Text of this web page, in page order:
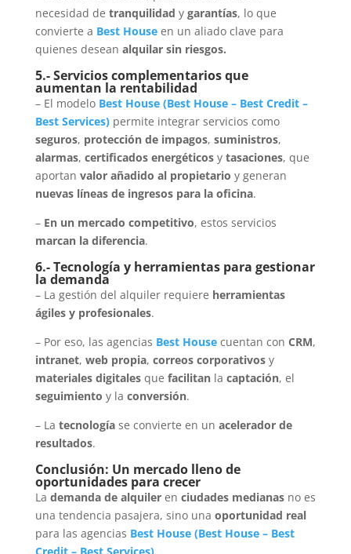
necesidad de tranquilidad y garantías, lo que
convierte a Best House en un aliado clave para
quienes desean alquilar sin riesgos.
5.- Servicios complementarios que
aumentan la rentabilidad
– El modelo Best House (Best House– Best Credit–
Best Services)permite integrar servicios como
seguros, protección de impagos, suministros,
alarmas, certificados energéticosy tasaciones, que
aportan valor añadido al propietario y generan
nuevas líneas de ingresos para la oficina.
– En un mercado competitivo, estos servicios
marcan la diferencia.
6.- Tecnología y herramientas para gestionar
la demanda
– La gestión del alquiler requiere herramientas
ágiles y profesionales.
– Por eso, las agencias Best House cuentan con CRM,
intranet, web propia, correos corporativosy
materiales digitalesque facilitanla captación, el
seguimiento y la conversión.
– La tecnologíase convierte en un acelerador de
resultados.
Conclusión: Un mercado lleno de
oportunidades para crecer
La demanda de alquiler en ciudades medianasno es
una tendencia pasajera, sino una oportunidad real
para las agencias Best House (Best House– Best